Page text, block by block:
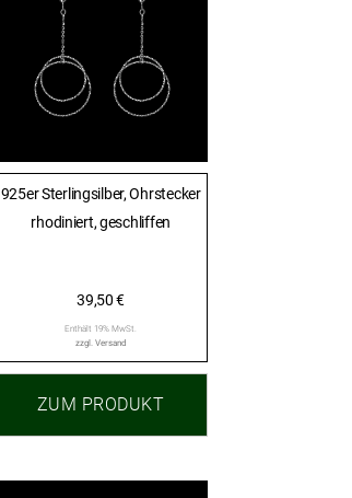
925er Sterlingsilber, Ohrstecker
rhodiniert, geschliffen
39,50€
Enthält 19% MwSt.
zzgl. Versand
ZUM PRODUKT